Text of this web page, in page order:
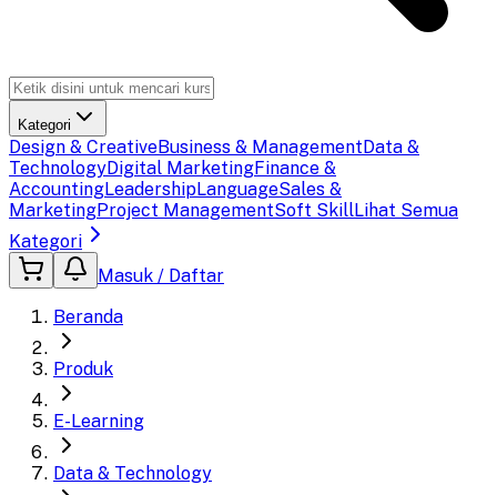
Kategori
Design & CreativeBusiness & ManagementData &
TechnologyDigital MarketingFinance &
AccountingLeadershipLanguageSales &
MarketingProject ManagementSoft SkillLihat Semua
Kategori
Masuk / Daftar
Beranda
Produk
E-Learning
Data & Technology